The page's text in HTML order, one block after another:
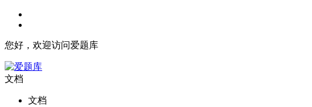
您好，欢迎访问爱题库
文档
文档